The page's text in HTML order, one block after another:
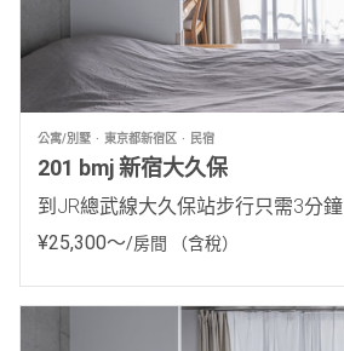
公寓/別墅 東京都新宿区 民宿
201 bmj 新宿大久保
到JR總武線大久保站步行只需3分鐘
¥25,300〜/房間 （含稅）